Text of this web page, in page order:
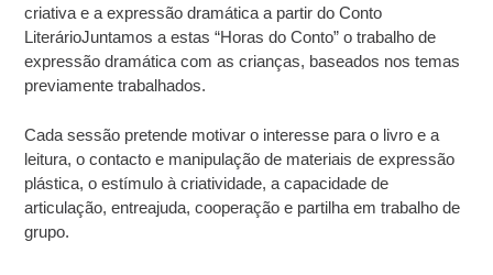
criativa e a expressão dramática a partir do Conto
LiterárioJuntamos a estas “Horas do Conto” o trabalho de
expressão dramática com as crianças, baseados nos temas
previamente trabalhados.
Cada sessão pretende motivar o interesse para o livro e a
leitura, o contacto e manipulação de materiais de expressão
plástica, o estímulo à criatividade, a capacidade de
articulação, entreajuda, cooperação e partilha em trabalho de
grupo.